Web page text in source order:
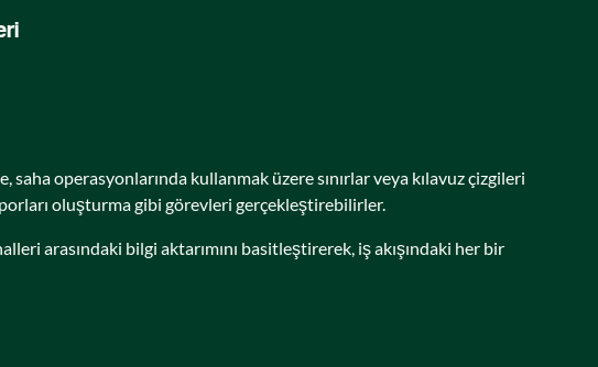
saha operasyonlarında kullanmak üzere sınırlar veya kılavuz çizgileri
oluşturma gibi görevleri gerçekleştirebilirler.
arasındaki bilgi aktarımını basitleştirerek, iş akışındaki her bir